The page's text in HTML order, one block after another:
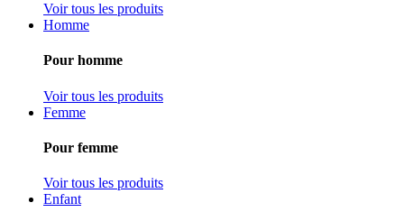
Voir tous les produits
Homme
Pour homme
Voir tous les produits
Femme
Pour femme
Voir tous les produits
Enfant